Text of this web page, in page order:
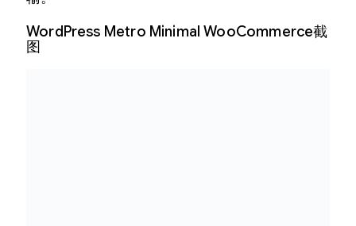
WordPress Metro Minimal WooCommerce截
图